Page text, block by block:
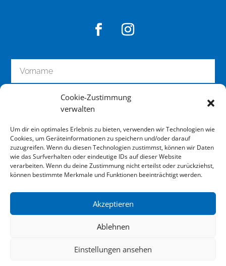
Cookie-Zustimmung
verwalten
Um dir ein optimales Erlebnis zu bieten, verwenden wir Technologien wie
Cookies, um Geräteinformationen zu speichern und/oder darauf
zuzugreifen. Wenn du diesen Technologien zustimmst, können wir Daten
wie das Surfverhalten oder eindeutige IDs auf dieser Website
verarbeiten. Wenn du deine Zustimmung nicht erteilst oder zurückziehst,
können bestimmte Merkmale und Funktionen beeinträchtigt werden.
Akzeptieren
Ablehnen
Einstellungen ansehen
zum Newsletter anmelden
Impressum